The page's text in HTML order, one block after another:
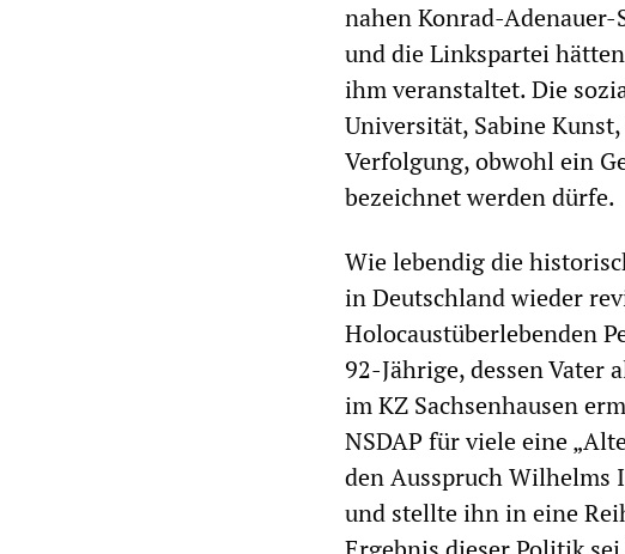
nahen Konrad-
und die Linkspartei
ihm veranstaltet. Die
Universität, Sabine
Verfolgung, obwohl ein
bezeichnet werden dürfe.
Wie lebendig die
in Deutschland wieder
Holocaustüberlebenden
92-Jährige, dessen Vater
im KZ Sachsenhausen
NSDAP für viele eine
den Ausspruch Wilhelms
und stellte ihn in eine